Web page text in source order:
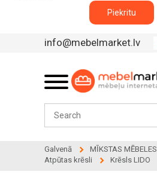
Piekritu
info@mebelmarket.lv
Galvenā
MĪKSTAS MĒBELES
Atpūtas krēsli
Krēsls LIDO